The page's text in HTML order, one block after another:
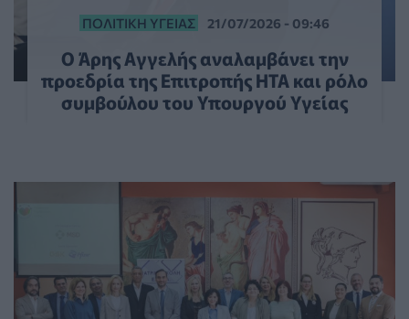
ΠΟΛΙΤΙΚΉ ΥΓΕΊΑΣ 21/07/2026 - 09:46
Ο Άρης Αγγελής αναλαμβάνει την
προεδρία της Επιτροπής HTA και ρόλο
συμβούλου του Υπουργού Υγείας